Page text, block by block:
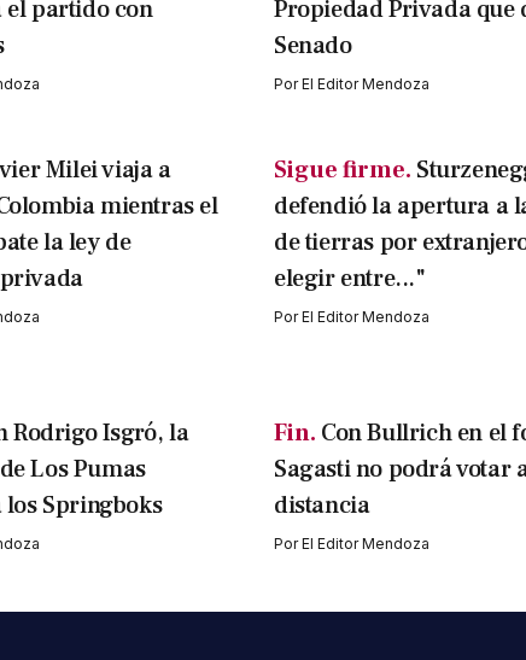
partido con
Propiedad Privada que
Senado
PorEl Editor Mendoza
Milei viaja a
mientras el
la ley de
Sigue firme.
defendió la apertura a
de tierras por
elegir entre..."
PorEl Editor Mendoza
Rodrigo Isgró, la
Los Pumas
Springboks
Fin. Con Bullrich en el
Sagasti no podrá votar
distancia
PorEl Editor Mendoza